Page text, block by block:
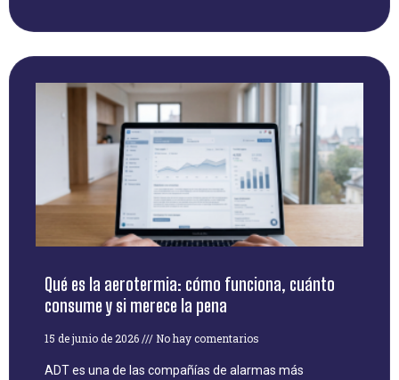
Qué es la aerotermia: cómo funciona, cuánto
consume y si merece la pena
15 de junio de 2026 No hay comentarios
ADT es una de las compañías de alarmas más